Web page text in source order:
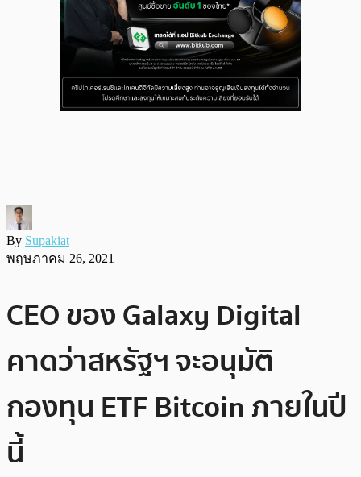
By Supakiat
พฤษภาคม 26, 2021
CEO ของ Galaxy Digital
คาดว่าสหรัฐฯ จะอนุมัติ
กองทุน ETF Bitcoin ภายในปี
นี้